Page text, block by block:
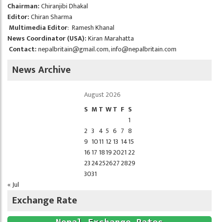
Chairman:Chiranjibi Dhakal
Editor:Chiran Sharma
Multimedia Editor: Ramesh Khanal
News Coordinator (USA):Kiran Marahatta
Contact:nepalbritain@gmail.com,info@nepalbritain.com
News Archive
August 2026
S M T WT F S
1
2 3 4 5 6 7 8
9 1011 12 13 1415
1617 1819202122
23242526272829
3031
« Jul
Exchange Rate